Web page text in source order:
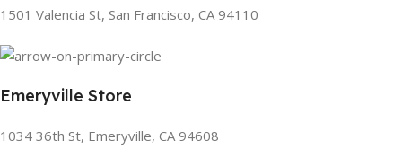
1501 Valencia St, San Francisco, CA 94110
Emeryville Store
1034 36th St, Emeryville, CA 94608